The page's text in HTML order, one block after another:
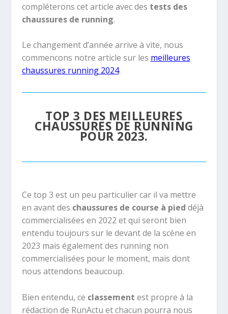
compléterons cet article avec des tests des
chaussures de running.
Le changement d’année arrive à vite, nous
commencons notre article sur les meilleures
chaussures running 2024.
TOP 3 DES MEILLEURES
CHAUSSURES DE RUNNING
POUR 2023.
Ce top 3 est un peu particulier car il va mettre
en avant des chaussures de course à pied déjà
commercialisées en 2022 et qui seront bien
entendu toujours sur le devant de la scène en
2023 mais également des running non
commercialisées pour le moment, mais dont
nous attendons beaucoup.
Bien entendu, ce classement est propre à la
rédaction de RunActu et chacun pourra nous